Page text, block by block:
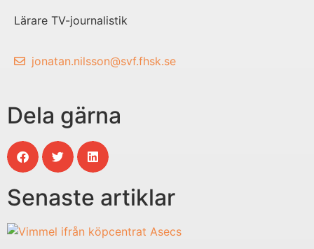
Lärare TV-journalistik
jonatan.nilsson@svf.fhsk.se
Dela gärna
Senaste artiklar